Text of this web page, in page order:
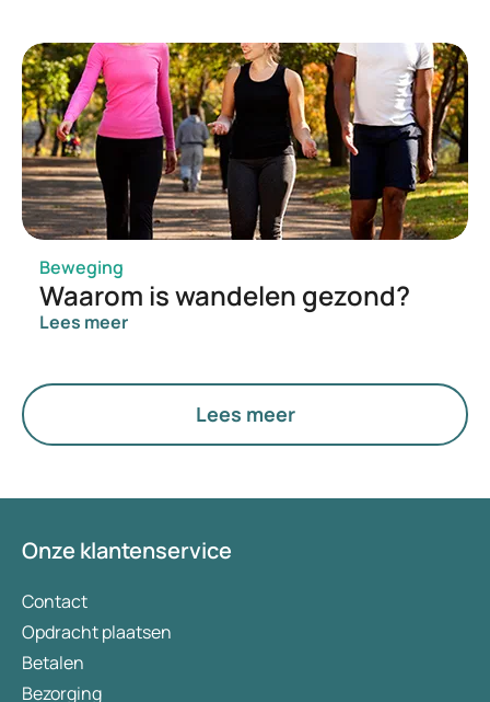
Beweging
Waarom is wandelen gezond?
Lees meer
Lees meer
Onze klantenservice
Contact
Opdracht plaatsen
Betalen
Bezorging